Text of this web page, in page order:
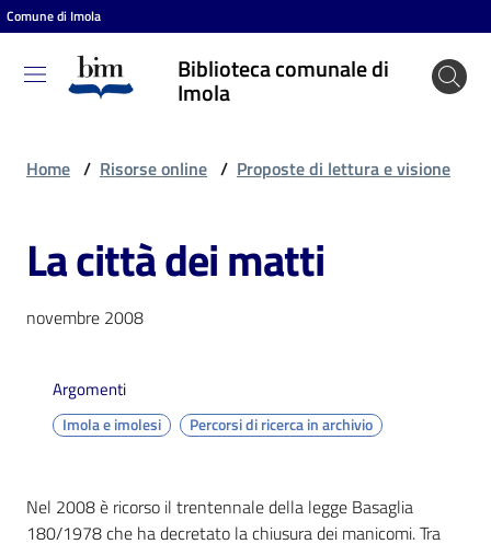
Vai al contenuto
Vai alla navigazione
Vai al footer
Comune di Imola
Biblioteca comunale di
Imola
Biblioteca
comunale
Entra
Cosa
fare
i
contenuti
Home / Risorse online / Proposte di lettura e visione
La città dei matti
novembre 2008
Argomenti
Imola e imolesi Percorsi di ricerca in archivio
Nel 2008 è ricorso il trentennale della legge Basaglia
180/1978 che ha decretato la chiusura dei manicomi. Tra